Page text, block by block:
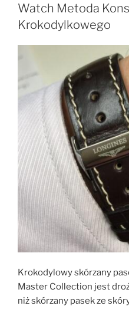
Watch Metoda
Krokodylkowego
Krokodylowy skórzany
Master Collection jest
niż skórzany pasek ze